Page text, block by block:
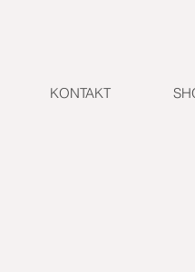
KONTAKT